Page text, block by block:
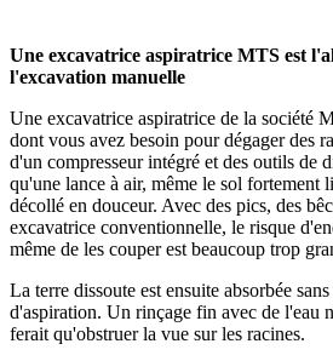
Une excavatrice aspiratrice MTS est
l'excavation manuelle
Une excavatrice aspiratrice de la société
dont vous avez besoin pour dégager des
d'un compresseur intégré et des outils de
qu'une lance à air, même le sol fortement
décollé en douceur. Avec des pics, des
excavatrice conventionnelle, le risque
même de les couper est beaucoup trop
La terre dissoute est ensuite absorbée
d'aspiration. Un rinçage fin avec de l'eau
ferait qu'obstruer la vue sur les racines.